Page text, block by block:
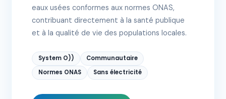
eaux usées conformes aux normes ONAS,
contribuant directement à la santé publique
et à la qualité de vie des populations locales.
System O))
Communautaire
Normes ONAS
Sans électricité